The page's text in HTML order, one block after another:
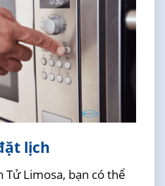
lịch
Limosa, bạn có thể